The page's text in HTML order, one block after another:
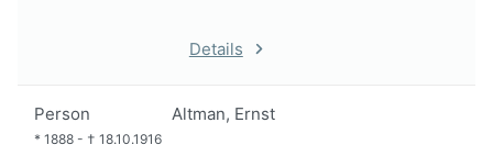
Details
Person Altman, Ernst
* 1888 - † 18.10.1916